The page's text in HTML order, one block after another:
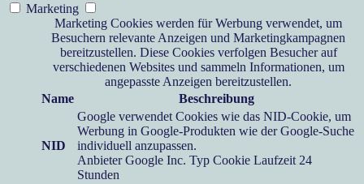
Marketing
Marketing Cookies werden für Werbung verwendet, um
Besuchern relevante Anzeigen und Marketingkampagnen
bereitzustellen. Diese Cookies verfolgen Besucher auf
verschiedenen Websites und sammeln Informationen, um
angepasste Anzeigen bereitzustellen.
Name
Beschreibung
NID
Google verwendet Cookies wie das NID-Cookie, um
Werbung in Google-Produkten wie der Google-Suche
individuell anzupassen.
Anbieter Google Inc. Typ Cookie Laufzeit 24
Stunden